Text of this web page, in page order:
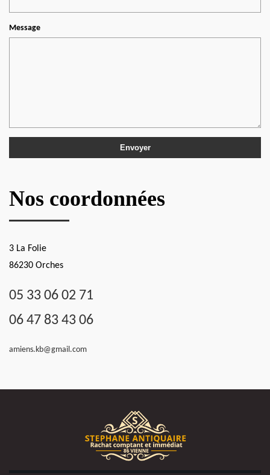
Message
Nos coordonnées
3 La Folie
86230 Orches
05 33 06 02 71
06 47 83 43 06
amiens.kb@gmail.com